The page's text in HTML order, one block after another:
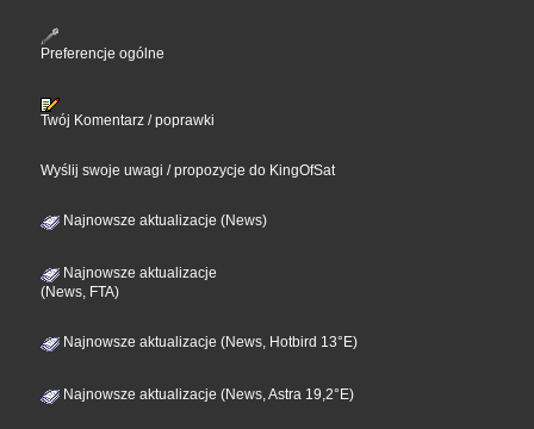
Preferencje ogólne
Twój Komentarz / poprawki
Wyślij swoje uwagi / propozycje do KingOfSat
Najnowsze aktualizacje (News)
Najnowsze aktualizacje
(News, FTA)
Najnowsze aktualizacje (News, Hotbird 13°E)
Najnowsze aktualizacje (News, Astra 19,2°E)